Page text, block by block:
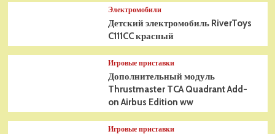
Электромобили
Детский электромобиль RiverToys
C111CC красный
Игровые приставки
Дополнительный модуль
Thrustmaster TCA Quadrant Add-
on Airbus Edition ww
Игровые приставки